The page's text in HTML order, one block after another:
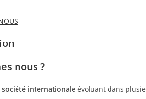
nous ?
société internationale évoluant dans